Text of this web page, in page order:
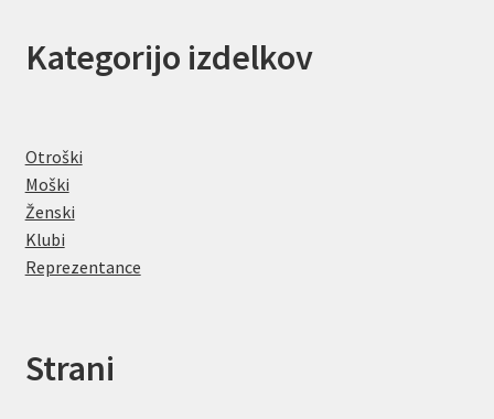
Kategorijo izdelkov
Otroški
Moški
Ženski
Klubi
Reprezentance
Strani